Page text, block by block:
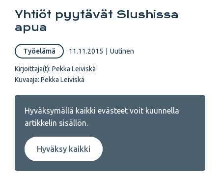
Yhtiöt pyytävät Slushissa
apua
Työelämä 11.11.2015 Uutinen
Kirjoittaja(t): Pekka Leiviskä
Kuvaaja: Pekka Leiviskä
Hyväksymällä kaikki evästeet voit kuunnella
artikkelin sisällön.
Hyväksy kaikki